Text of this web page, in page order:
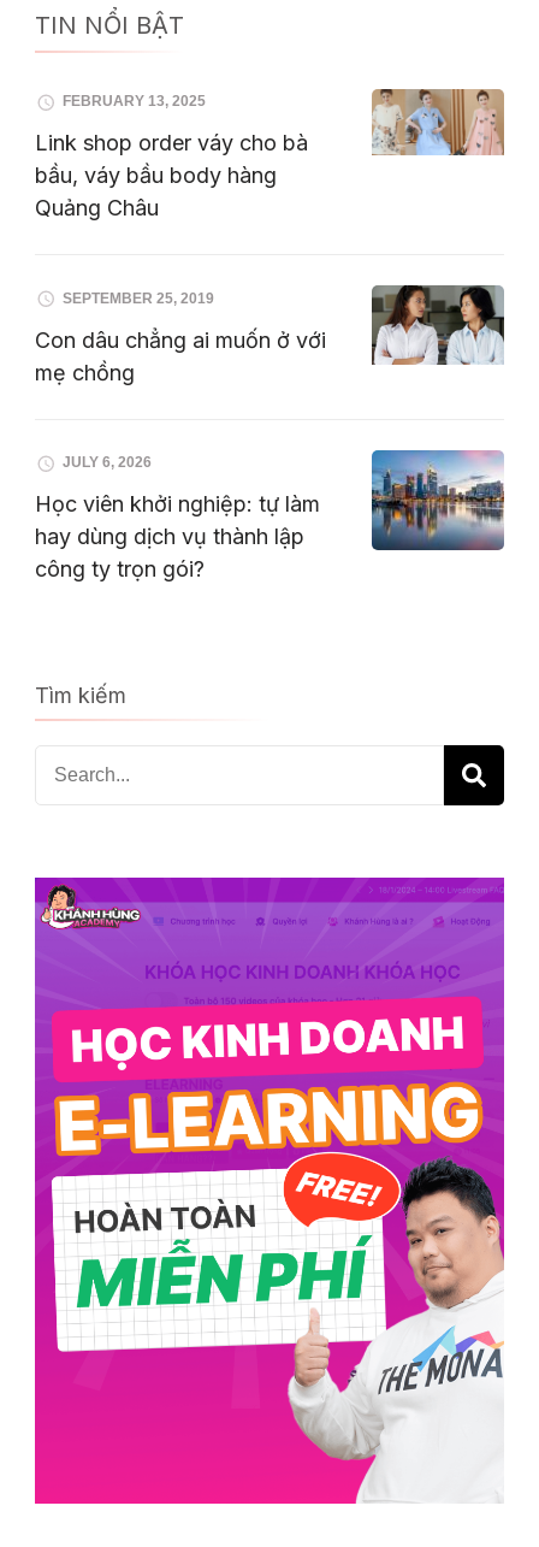
TIN NỔI BẬT
FEBRUARY 13, 2025
Link shop order váy cho bà
bầu, váy bầu body hàng
Quảng Châu
SEPTEMBER 25, 2019
Con dâu chẳng ai muốn ở với
mẹ chồng
JULY 6, 2026
Học viên khởi nghiệp: tự làm
hay dùng dịch vụ thành lập
công ty trọn gói?
Tìm kiếm
Search
for: